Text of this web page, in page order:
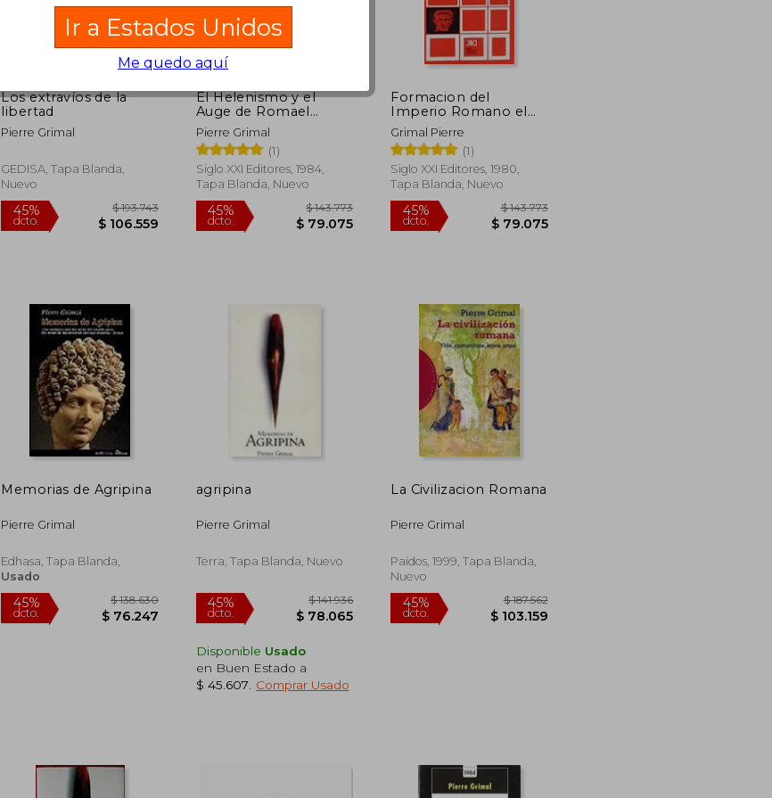
45%
dcto.
$ 211.051
$ 116.078
45%
dcto.
$ 212.047
$ 116.626 dcto.
Los extravíos de la
libertad
Pierre Grimal
GEDISA, Tapa Blanda,
Nuevo
45%
El Helenismo y el
Auge de Romael
Mundo Dmediterraneo
en la Edadantigua 2 hª
Universal 6
Pierre Grimal
(1)
Siglo XXI Editores, 1984,
Tapa Blanda, Nuevo
45% $ 143.773
Formacion del
Imperio Romano el
Mundo Mediterraneo
en la Edad Antigua 3
Grimal Pierre
(1)
Siglo XXI Editores, 1980,
Tapa Blanda, Nuevo
45%
Memorias de Agripina
Pierre Grimal
Edhasa, Tapa Blanda,
Usado
agripina
Pierre Grimal
Terra, Tapa Blanda, Nuevo
Disponible Usado
en Buen Estado a
$ 45.607
Comprar Usado
La Civilizacion Romana
Pierre Grimal
Paidos, 1999, Tapa Blanda,
Nuevo
Ir a Estados Unidos
Me quedo aquí